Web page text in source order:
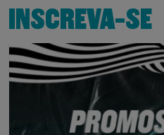
INSCREVA-SE